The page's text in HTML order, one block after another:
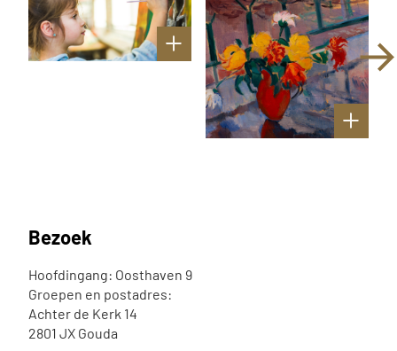
Bezoek
Hoofdingang: Oosthaven 9
Groepen en postadres:
Achter de Kerk 14
2801 JX Gouda